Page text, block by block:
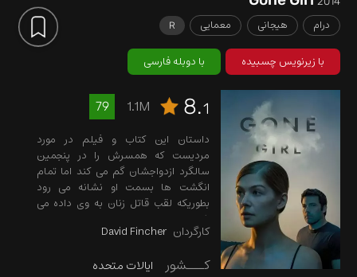
درام هیجانی معمایی R
با زیرنویس چسبیده با دوبله فارسی
8.1
1.1M
79
داستان این کتاب و فیلم در مورد
مردیست که همسرش را در پنجمین
سالگرد ازدواجشان گم می کند اما تمام
انگشت ها بسمت او نشانه می رود
بطوریکه لقب قاتل زنان به وی داده می
شود...
کارگردان David Fincher
کـــشور ایالات متحده